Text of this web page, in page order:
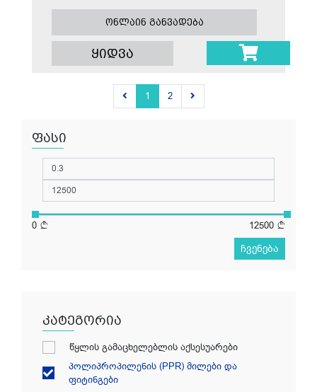
ფასი
0 12500
ჩვენება
კატეგორია
წყლის გამაცხელებლის აქსესუარები
პოლიპროპილენის (PPR) მილები და
ფიტინგები
ონლაინ განვადება
ყიდვა
1 2